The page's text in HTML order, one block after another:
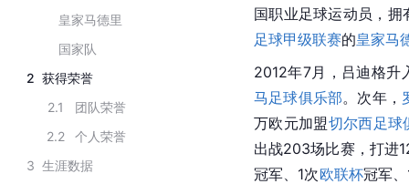
皇家马德里
国家队
2 获得荣誉
2.1
团队荣誉
2.2
个人荣誉
3 生涯数据
国职业足球运动员，
足球甲级联赛的皇家马
2012年7月，吕迪格升
马足球俱乐部。次年，
万欧元加盟切尔西足球
出战203场比赛，打进
冠军、1次欧联杯冠军